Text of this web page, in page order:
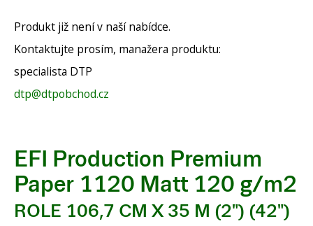
Produkt již není v naší nabídce.
Kontaktujte prosím, manažera produktu:
specialista DTP
dtp@dtpobchod.cz
EFI Production Premium
Paper 1120 Matt 120 g/m2
ROLE 106,7 CM X 35 M (2") (42")